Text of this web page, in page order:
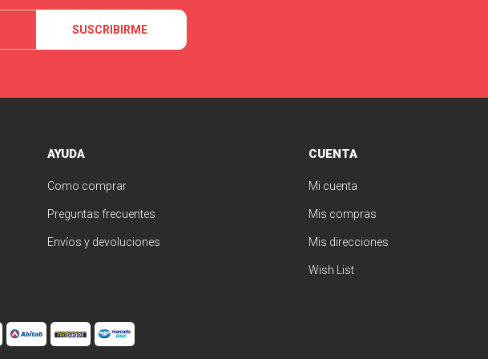
SUSCRIBIRME
AYUDA
Como comprar
Preguntas frecuentes
Envíos y devoluciones
CUENTA
Mi cuenta
Mis compras
Mis direcciones
Wish List